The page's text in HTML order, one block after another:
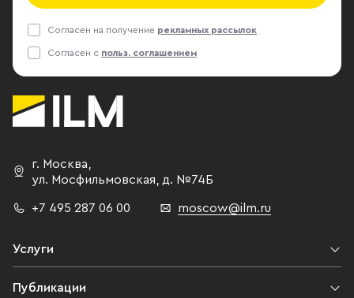
Согласен на получение рекламных рассылок
Согласен с польз. соглашением
г. Москва,
ул. Мосфильмовская, д. №74Б
+7 495 287 06 00 moscow@ilm.ru
Услуги
Публикации